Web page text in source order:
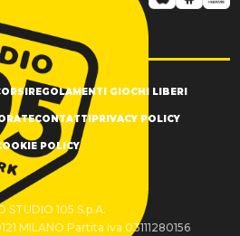
REGOLAMENTI GIOCHI LIBERI
CONTATTIPRIVACY POLICY
POLICY
STUDIO 105 S.p.A.
MILANO Partita Iva 03111280156